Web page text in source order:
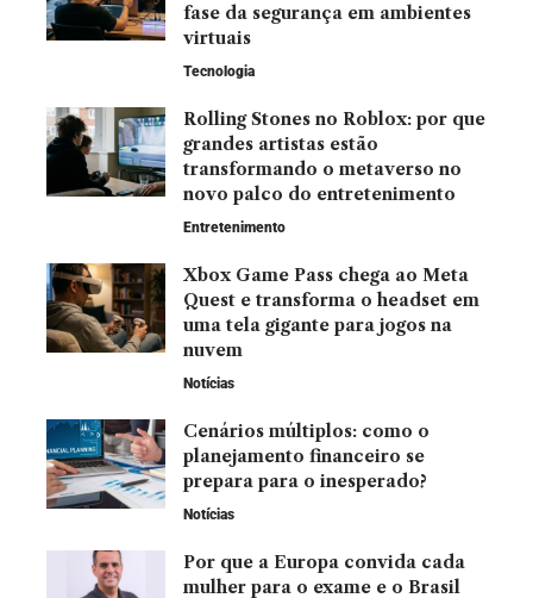
fase da segurança em ambientes
virtuais
Tecnologia
Rolling Stones no Roblox: por que
grandes artistas estão
transformando o metaverso no
novo palco do entretenimento
Entretenimento
Xbox Game Pass chega ao Meta
Quest e transforma o headset em
uma tela gigante para jogos na
nuvem
Notícias
Cenários múltiplos: como o
planejamento financeiro se
prepara para o inesperado?
Notícias
Por que a Europa convida cada
mulher para o exame e o Brasil